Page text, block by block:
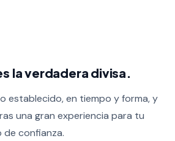
la verdadera divisa.
establecido, en tiempo y forma, y
una gran experiencia para tu
de confianza.